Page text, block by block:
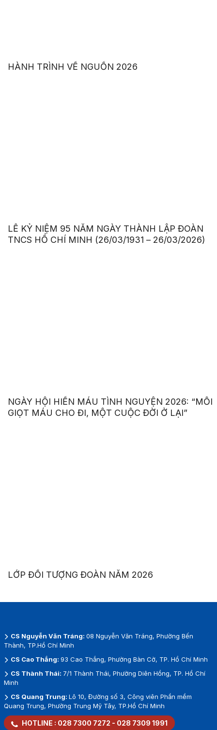
HÀNH TRÌNH VỀ NGUỒN 2026
LỄ KỶ NIỆM 95 NĂM NGÀY THÀNH LẬP ĐOÀN
TNCS HỒ CHÍ MINH (26/03/1931 – 26/03/2026)
NGÀY HỘI HIẾN MÁU TÌNH NGUYỆN 2026: “MỖI
GIỌT MÁU CHO ĐI, MỘT CUỘC ĐỜI Ở LẠI”
LỚP ĐỐI TƯỢNG ĐOÀN NĂM 2026
CS Nguyễn Văn Tráng: 08 Nguyễn Văn Tráng, Phường Bến
Thành, TP.Hồ Chí Minh
CS Cao Thắng: 93 Cao Thắng, Phường Bàn Cờ, TP. Hồ Chí Minh
CS Thành Thái: 7/1 Thành Thái, Phường Diên Hồng, TP. Hồ Chí
Minh
CS Quang Trung: Lô 10, Đường số 3, Công viên Phần mềm
Quang Trung, Phường Trung Mỹ Tây, TP.Hồ Chí Minh
HOTLINE : 028 7300 7272 - 028 7309 1991